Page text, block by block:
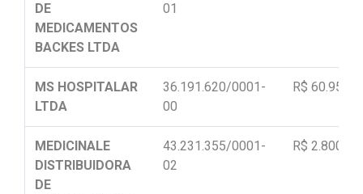
DE
MEDICAMENTOS
BACKES LTDA
01
MS HOSPITALAR
LTDA
36.191.620/0001-
00
R$
MEDICINALE
DISTRIBUIDORA
DE
43.231.355/0001-
02
R$ 2.800,00